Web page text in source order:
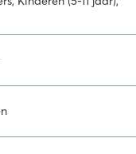
Zaton
Zaton in Kroatië
je de stacaravan
twee fietsen én een
aanbod online en